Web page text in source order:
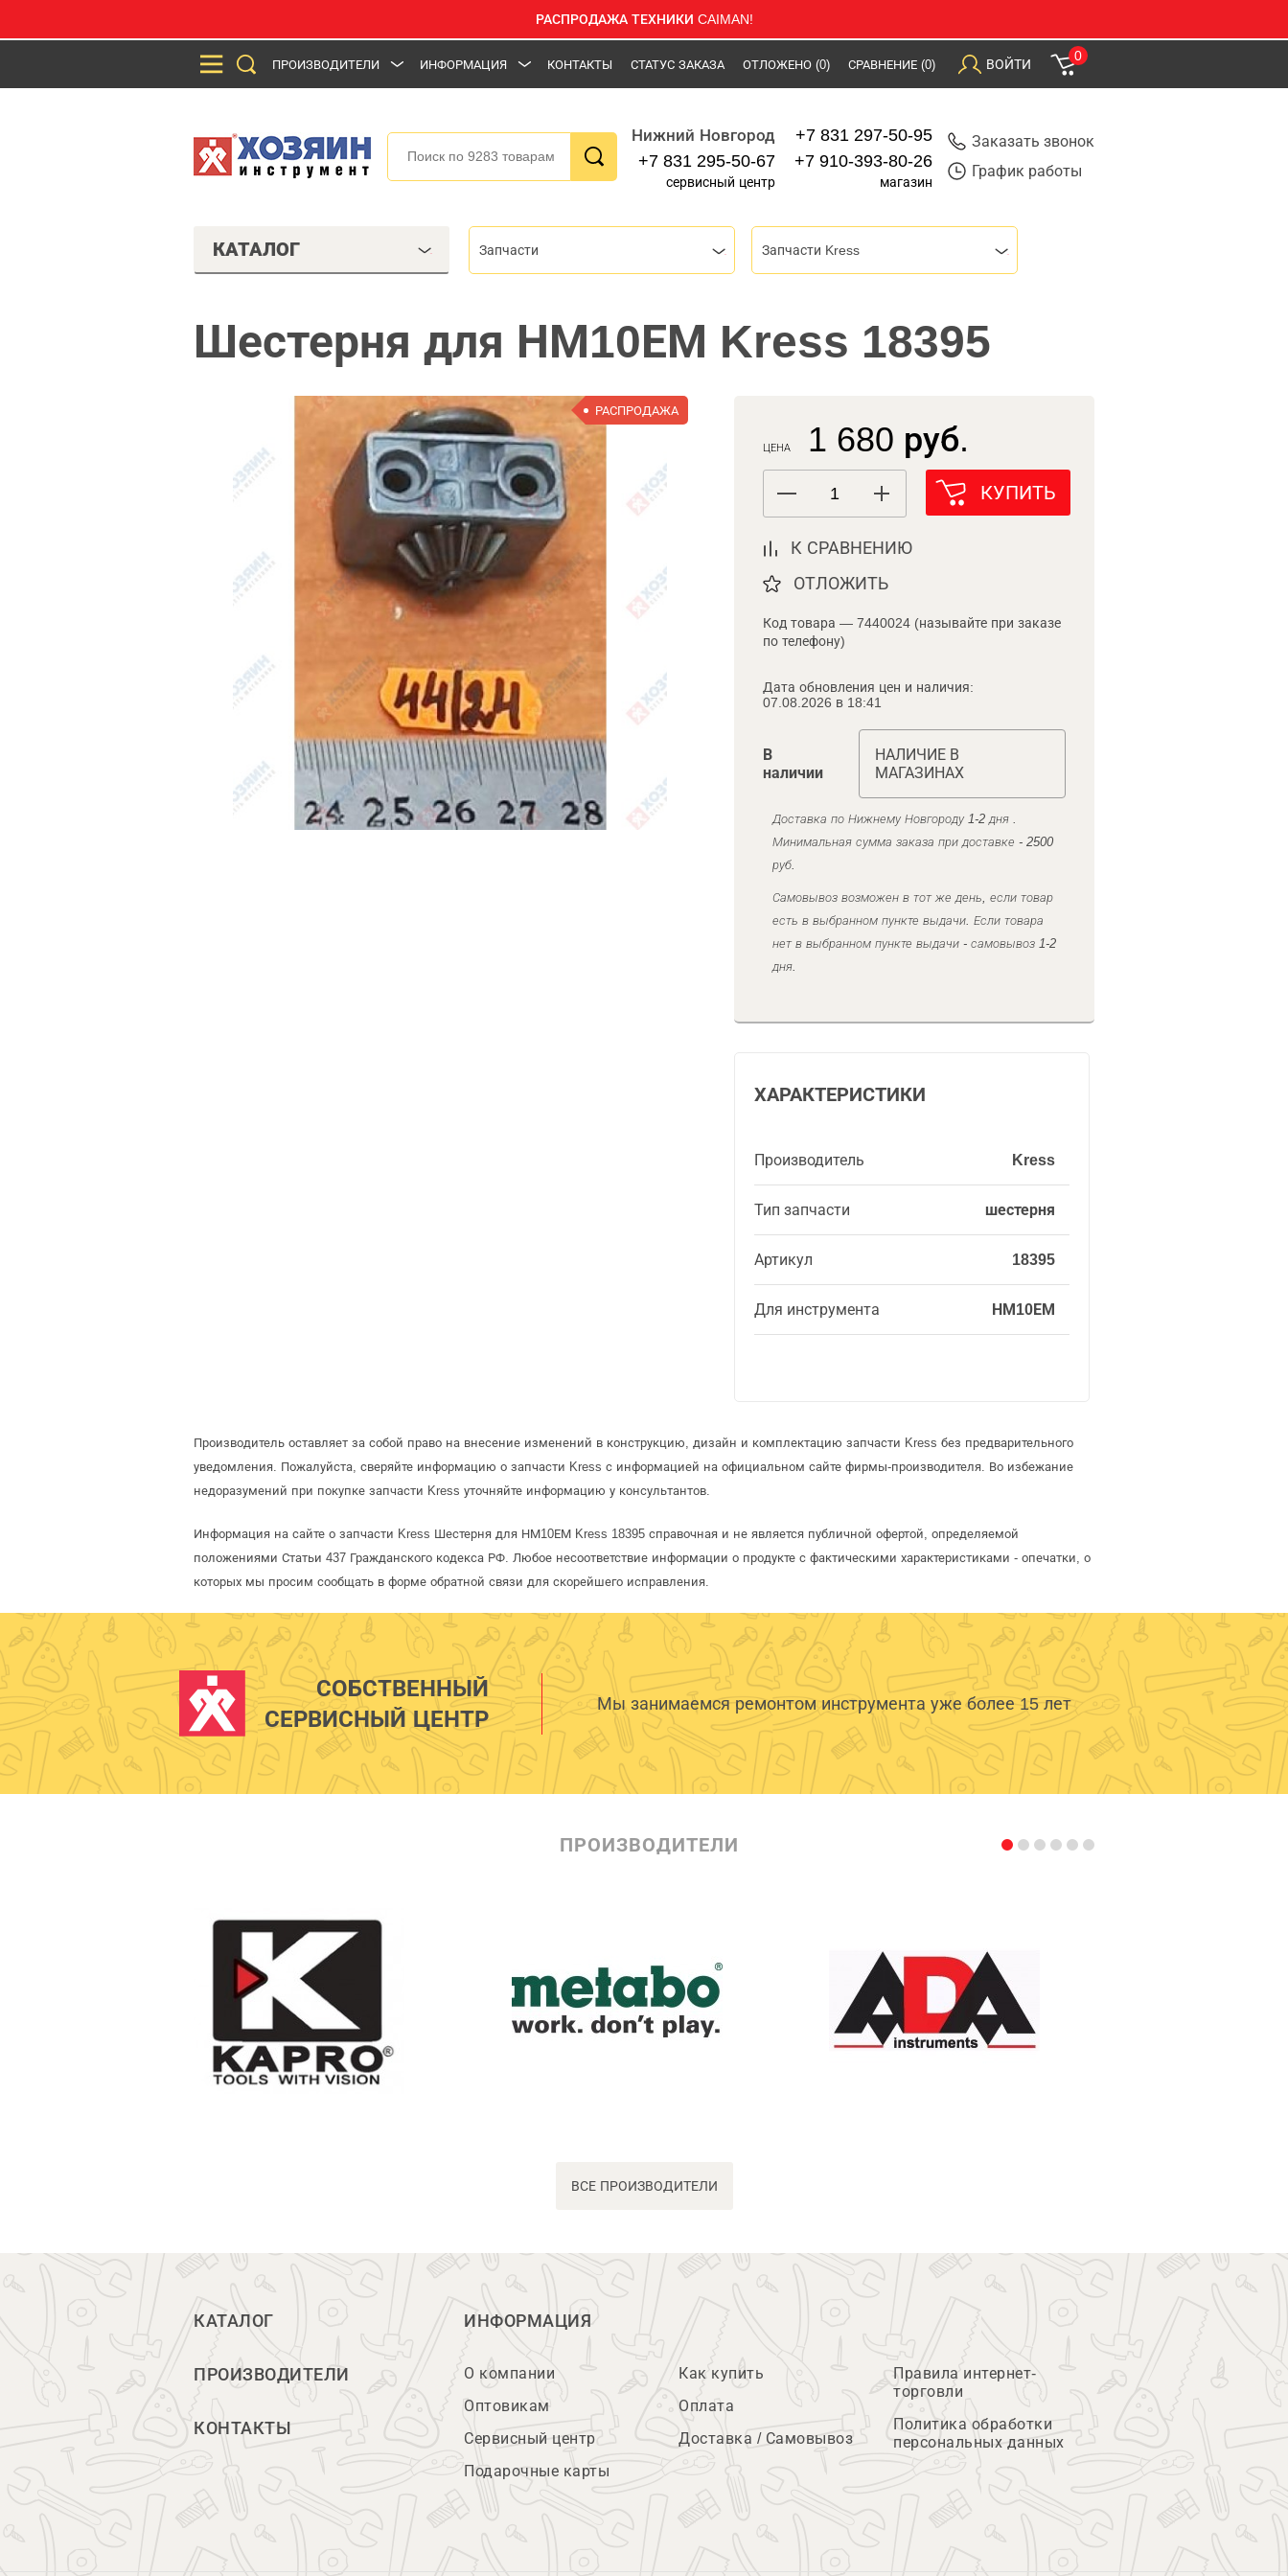
РАСПРОДАЖА ТЕХНИКИ CAIMAN!
ПРОИЗВОДИТЕЛИ ИНФОРМАЦИЯ КОНТАКТЫ СТАТУС ЗАКАЗА ОТЛОЖЕНО (0) СРАВНЕНИЕ (0) ВОЙТИ
0
Нижний Новгород
+7 831 295-50-67
сервисный центр
+7 831 297-50-95
+7 910-393-80-26
магазин
Заказать звонок
График работы
КАТАЛОГ Запчасти Запчасти Kress
Шестерня для НМ10ЕМ Kress 18395
РАСПРОДАЖА
ЦЕНА 1 680 руб.
КУПИТЬ
К СРАВНЕНИЮ
ОТЛОЖИТЬ
Код товара — 7440024 (называйте при заказе
по телефону)
Дата обновления цен и наличия:
07.08.2026 в 18:41
В
наличии
НАЛИЧИЕ В
МАГАЗИНАХ
Доставка по Нижнему Новгороду 1-2 дня .
Минимальная сумма заказа при доставке - 2500
руб.
Самовывоз возможен в тот же день, если товар
есть в выбранном пункте выдачи. Если товара
нет в выбранном пункте выдачи - самовывоз 1-2
дня.
ХАРАКТЕРИСТИКИ
Производитель Kress
Тип запчасти шестерня
Артикул 18395
Для инструмента НМ10ЕМ
Производитель оставляет за собой право на внесение изменений в конструкцию, дизайн и комплектацию запчасти Kress без предварительного
уведомления. Пожалуйста, сверяйте информацию о запчасти Kress с информацией на официальном сайте фирмы-производителя. Во избежание
недоразумений при покупке запчасти Kress уточняйте информацию у консультантов.
Информация на сайте о запчасти Kress Шестерня для НМ10ЕМ Kress 18395 справочная и не является публичной офертой, определяемой
положениями Статьи 437 Гражданского кодекса РФ. Любое несоответствие информации о продукте с фактическими характеристиками - опечатки, о
которых мы просим сообщать в форме обратной связи для скорейшего исправления.
СОБСТВЕННЫЙ
СЕРВИСНЫЙ ЦЕНТР
Мы занимаемся ремонтом инструмента уже более 15 лет
ПРОИЗВОДИТЕЛИ
ВСЕ ПРОИЗВОДИТЕЛИ
КАТАЛОГ
ПРОИЗВОДИТЕЛИ
КОНТАКТЫ
ИНФОРМАЦИЯ
О компании
Оптовикам
Сервисный центр
Подарочные карты
Как купить
Оплата
Доставка / Самовывоз
Правила интернет-
торговли
Политика обработки
персональных данных